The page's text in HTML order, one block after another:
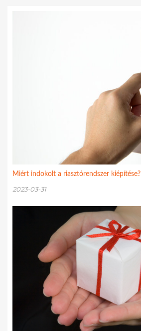
Miért indokolt a riasztórendszer kiépítése?
2023-03-31